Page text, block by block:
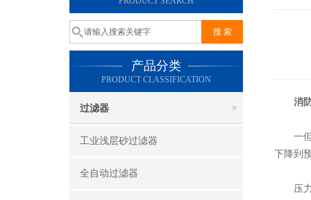
产品分类
PRODUCT CLASSIFICATION
过滤器
工业浅层砂过滤器
全自动过滤器
消
一但
下降到
压力